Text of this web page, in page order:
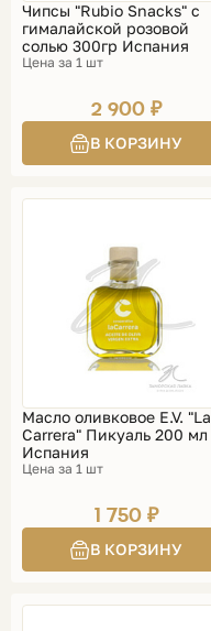
Чипсы "Rubio Snacks" с
гималайской розовой
солью 300гр Испания
Цена за 1 шт
2 900 ₽
Масло оливковое E.V. "La
Carrera" Пикуаль 200 мл
Испания
Цена за 1 шт
1 750 ₽